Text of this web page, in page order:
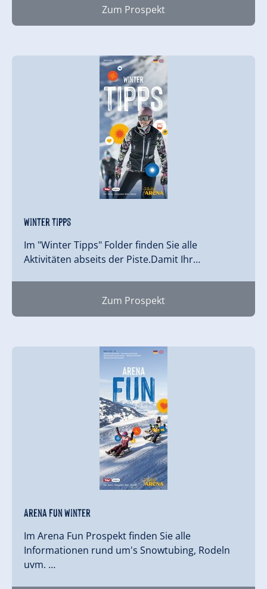
Zum Prospekt
Winter Tipps
Im "Winter Tipps" Folder finden Sie alle
Aktivitäten abseits der Piste.Damit Ihr…
Zum Prospekt
Arena Fun Winter
Im Arena Fun Prospekt finden Sie alle
Informationen rund um's Snowtubing, Rodeln
uvm. …